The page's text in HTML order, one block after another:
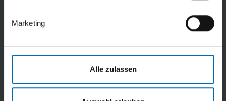
Marketing
Alle zulassen
Schloßstraße 7